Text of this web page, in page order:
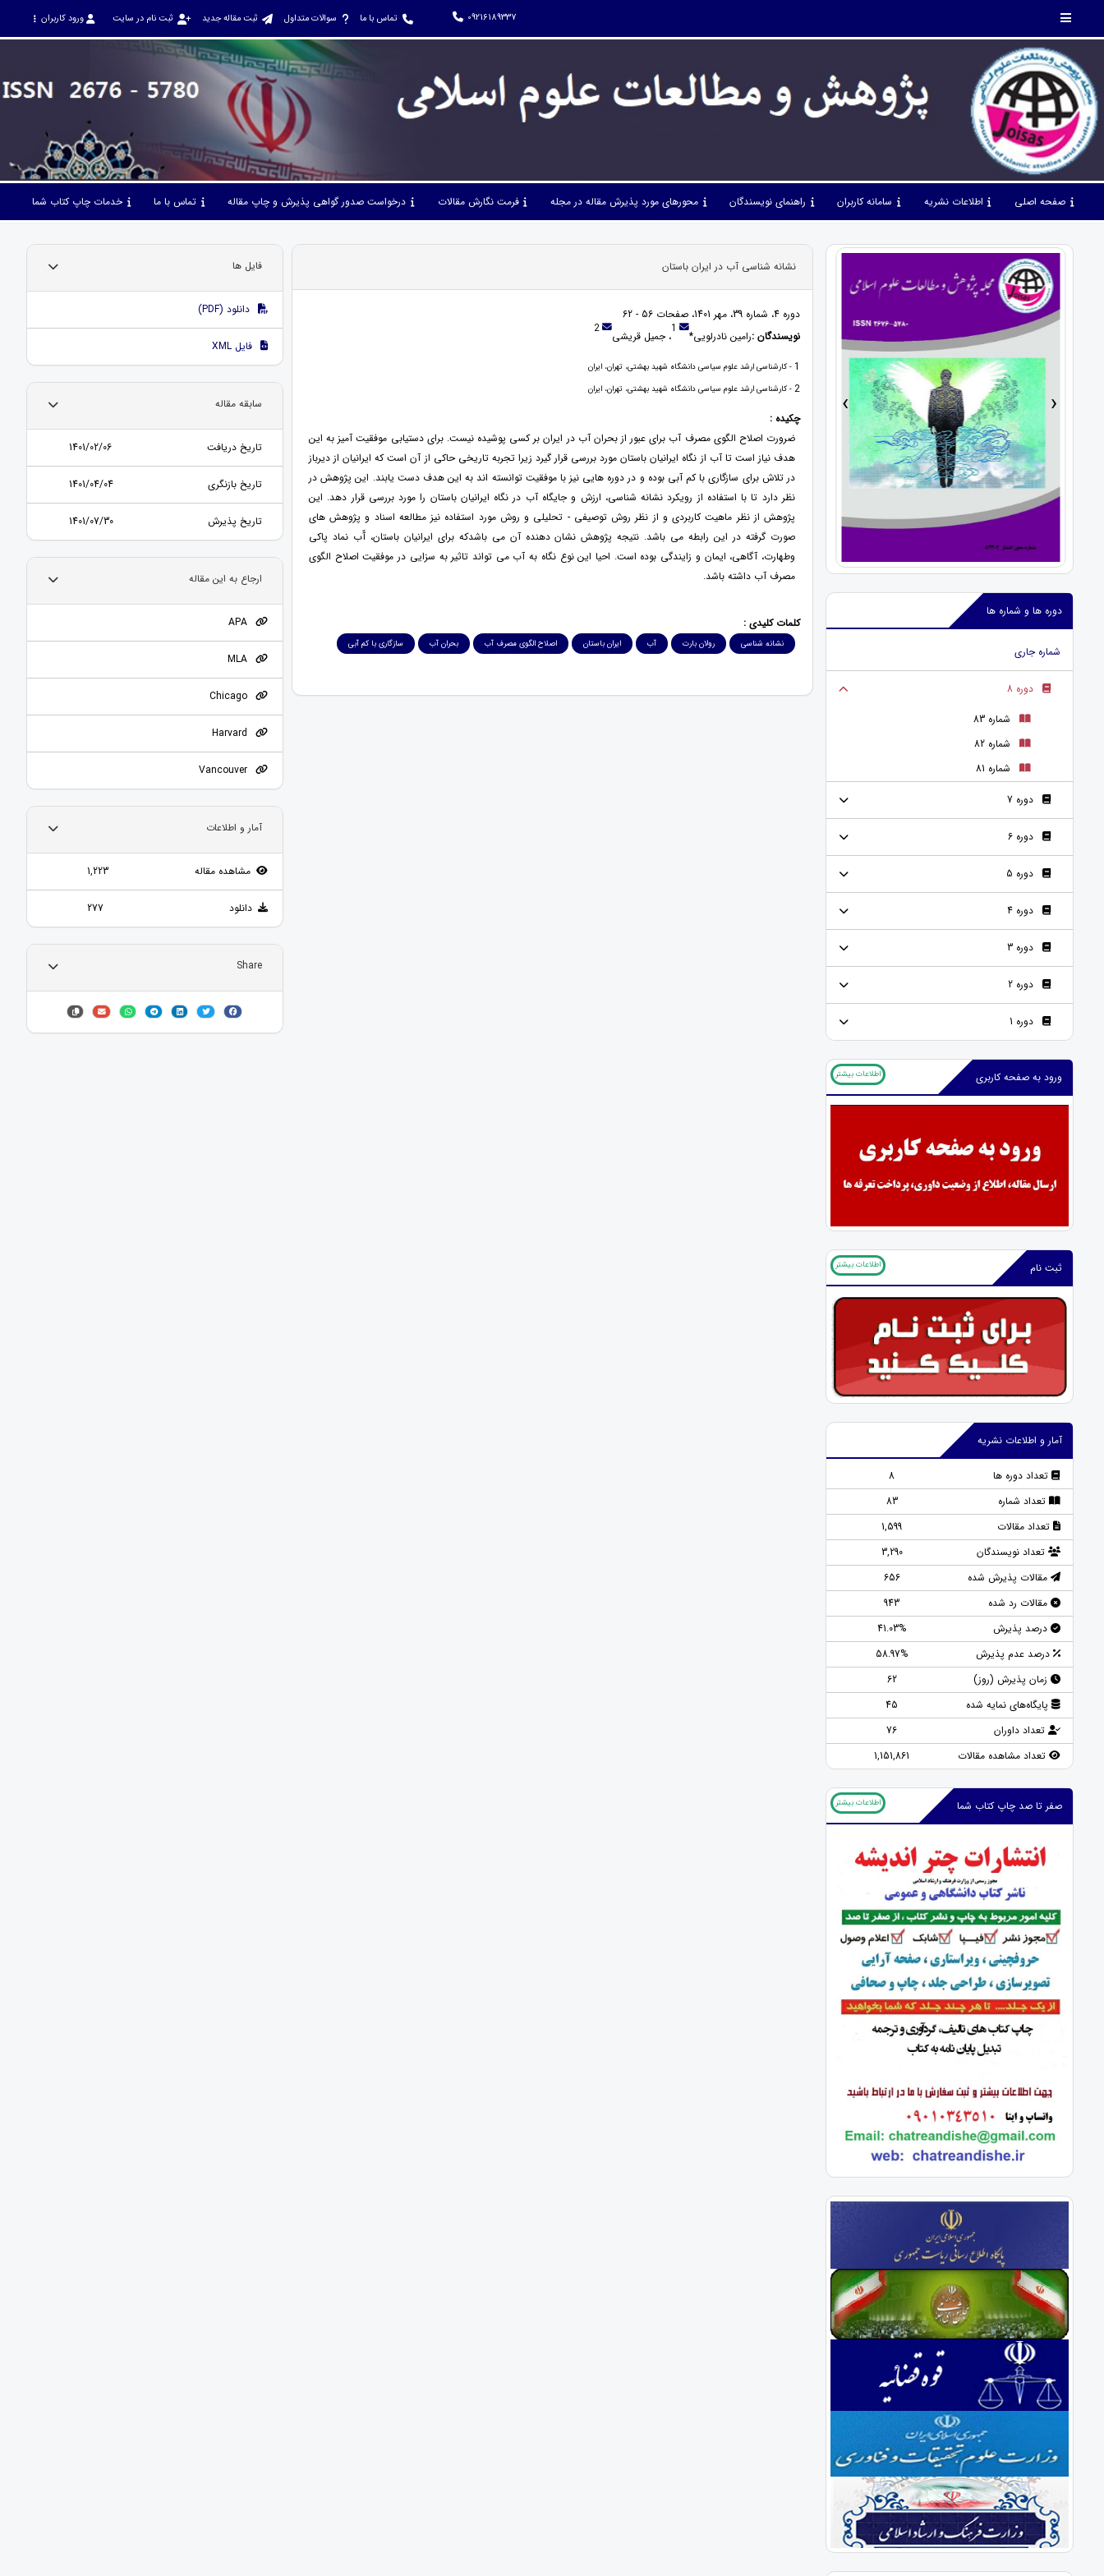
09216189337 تماس با ما سوالات متداول ثبت مقاله جدید ثبت نام در سایت ورود کاربران
صفحه اصلی اطلاعات نشریه سامانه کاربران راهنمای نویسندگان محورهای مورد پذیرش مقاله در مجله فرمت نگارش مقالات درخواست صدور گواهی پذیرش و چاپ مقاله تماس با ما خدمات چاپ کتاب شما
› ‹
دوره ها و شماره ها
شماره جاری
دوره 8
شماره 83
شماره 82
شماره 81
دوره 7
دوره 6
دوره 5
دوره 4
دوره 3
دوره 2
دوره 1
ورود به صفحه کاربری اطلاعات بیشتر
ثبت نام اطلاعات بیشتر
آمار و اطلاعات نشریه
تعداد دوره ها
8
تعداد شماره
83
تعداد مقالات
1,599
تعداد نویسندگان
3,290
مقالات پذیرش شده
656
مقالات رد شده
943
درصد پذیرش
41.03%
درصد عدم پذیرش
58.97%
زمان پذیرش (روز)
62
پایگاه‌های نمایه شده
45
تعداد داوران
76
تعداد مشاهده مقالات
1,151,861
صفر تا صد چاپ کتاب شما اطلاعات بیشتر
نشانه شناسی آب در ایران باستان
دوره 4، شماره 39، مهر 1401، صفحات 56 - 62
نویسندگان :رامین نادرلویی* 1، جمیل قریشی 2
1 - کارشناسی ارشد علوم سیاسی دانشگاه شهید بهشتی، تهران، ایران
2 - کارشناسی ارشد علوم سیاسی دانشگاه شهید بهشتی، تهران، ایران
چکیده :
ضرورت اصلاح الگوی مصرف آب برای عبور از بحران آب در ایران بر کسی پوشیده نیست. برای دستیابی موفقیت آمیز به این
هدف نیاز است تا آب از نگاه ایرانیان باستان مورد بررسی قرار گیرد زیرا تجربه تاریخی حاکی از آن است که ایرانیان از دیرباز
در تلاش برای سازگاری با کم آبی بوده و در دوره هایی نیز با موفقیت توانسته اند به این هدف دست یابند. این پژوهش در
نظر دارد تا با استفاده از رویکرد نشانه شناسی، ارزش و جایگاه آب در نگاه ایرانیان باستان را مورد بررسی قرار دهد. این
پژوهش از نظر ماهیت کاربردی و از نظر روش توصیفی - تحلیلی و روش مورد استفاده نیز مطالعه اسناد و پژوهش های
صورت گرفته در این رابطه می باشد. نتیجه پژوهش نشان دهنده آن می باشدکه برای ایرانیان باستان، آّب نماد پاکی
وطهارت، آگاهی، ایمان و زایندگی بوده است. احیا این نوع نگاه به آب می تواند تاثیر به سزایی در موفقیت اصلاح الگوی
مصرف آب داشته باشد.
کلمات کلیدی :
نشانه شناسی رولان بارت آب ایران باستان اصلاح الگوی مصرف آب بحران آب سازگاری با کم آبی
فایل ها
دانلود (PDF)
فایل XML
سابقه مقاله
تاریخ دریافت 1401/02/06
تاریخ بازنگری 1401/04/04
تاریخ پذیرش 1401/07/30
ارجاع به این مقاله
آمار و اطلاعات
مشاهده مقاله 1,223
دانلود 277
Share